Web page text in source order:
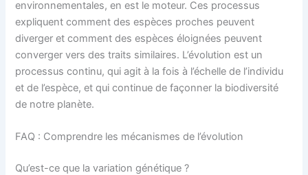
environnementales, en est le moteur. Ces processus
expliquent comment des espèces proches peuvent
diverger et comment des espèces éloignées peuvent
converger vers des traits similaires. L’évolution est un
processus continu, qui agit à la fois à l’échelle de l’individu
et de l’espèce, et qui continue de façonner la biodiversité
de notre planète.
FAQ : Comprendre les mécanismes de l’évolution
Qu’est-ce que la variation génétique ?